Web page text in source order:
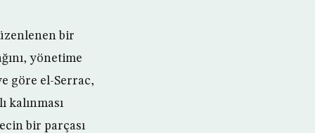
bir
yönetime
göre el-Serrac,
kalınması
bir parçası